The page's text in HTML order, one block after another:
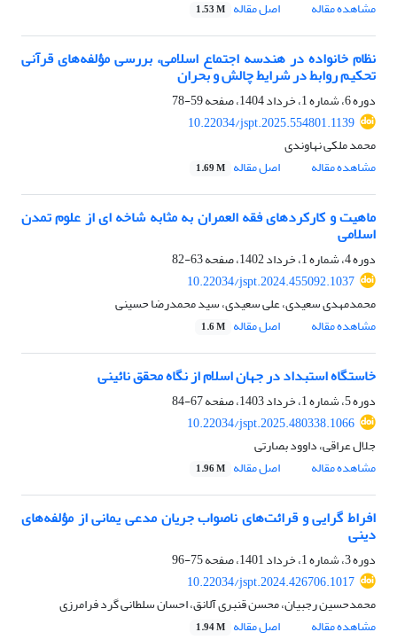
مشاهده مقاله
اصل مقاله 1.53 M
نظام خانواده در هندسه اجتماع اسلامی، بررسی مؤلفه‌های قرآنی
تحکیم روابط در شرایط چالش و بحران
دوره 6، شماره 1، خرداد 1404، صفحه
59-78
10.22034/jspt.2025.554801.1139
محمد ملکی نهاوندی
مشاهده مقاله
اصل مقاله 1.69 M
ماهیت و کارکردهای فقه العمران به مثابه شاخه ای از علوم تمدن
اسلامی
دوره 4، شماره 1، خرداد 1402، صفحه
63-82
10.22034/jspt.2024.455092.1037
محمدمهدی سعیدی، علی سعیدی، سید محمدرضا حسینی
مشاهده مقاله
اصل مقاله 1.6 M
خاستگاه استبداد در جهان اسلام از نگاه محقق نائینی
دوره 5، شماره 1، خرداد 1403، صفحه
67-84
10.22034/jspt.2025.480338.1066
جلال عراقی، داوود بصارتی
مشاهده مقاله
اصل مقاله 1.96 M
افراط گرایی و قرائت‌‌های ناصواب جریان مدعی یمانی از مؤلفه‌های
دینی
دوره 3، شماره 1، خرداد 1401، صفحه
75-96
10.22034/jspt.2024.426706.1017
محمدحسین رجبیان، محسن قنبری آلانق، احسان سلطانی گرد فرامرزی
مشاهده مقاله
اصل مقاله 1.94 M